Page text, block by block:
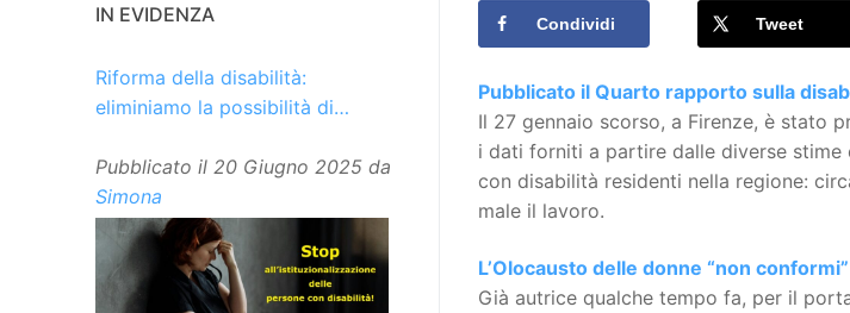
Condividi Tweet
Pubblicato il Quarto rapporto sulla
Il 27 gennaio scorso, a Firenze, è stato
i dati forniti a partire dalle diverse
con disabilità residenti nella regione:
male il lavoro.
L’Olocausto delle donne “non
Già autrice qualche tempo fa, per il
IN EVIDENZA
Riforma della disabilità:
eliminiamo la possibilità di
Pubblicato il 20 Giugno 2025 da
Simona